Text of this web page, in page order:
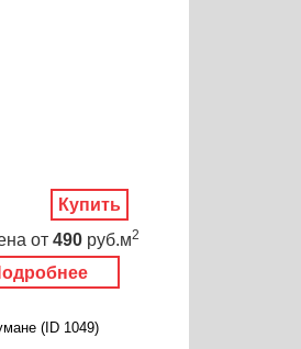
от 490 руб.м2
Купить
(ID 1049)